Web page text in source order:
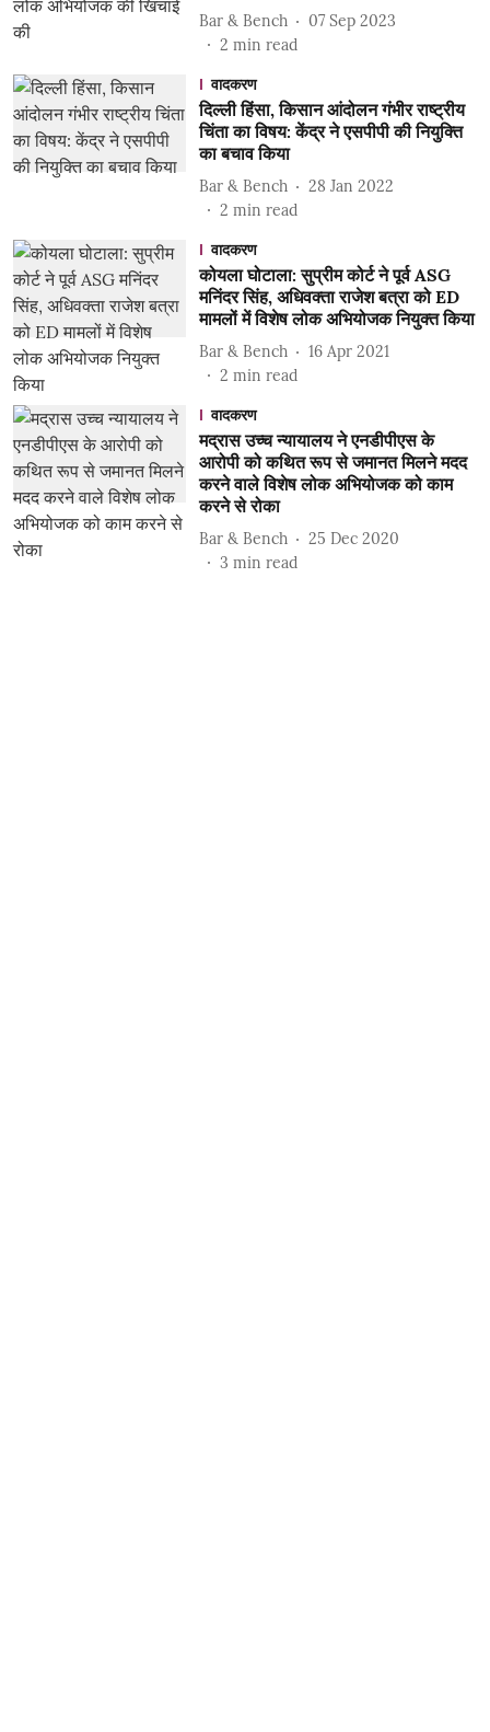
Bar & Bench
07 Sep 2023
2 min read
वादकरण
दिल्ली हिंसा, किसान आंदोलन गंभीर राष्ट्रीय
चिंता का विषय: केंद्र ने एसपीपी की नियुक्ति
का बचाव किया
Bar & Bench
28 Jan 2022
2 min read
वादकरण
कोयला घोटाला: सुप्रीम कोर्ट ने पूर्व ASG
मनिंदर सिंह, अधिवक्ता राजेश बत्रा को ED
मामलों में विशेष लोक अभियोजक नियुक्त किया
Bar & Bench
16 Apr 2021
2 min read
वादकरण
मद्रास उच्च न्यायालय ने एनडीपीएस के
आरोपी को कथित रूप से जमानत मिलने मदद
करने वाले विशेष लोक अभियोजक को काम
करने से रोका
Bar & Bench
25 Dec 2020
3 min read